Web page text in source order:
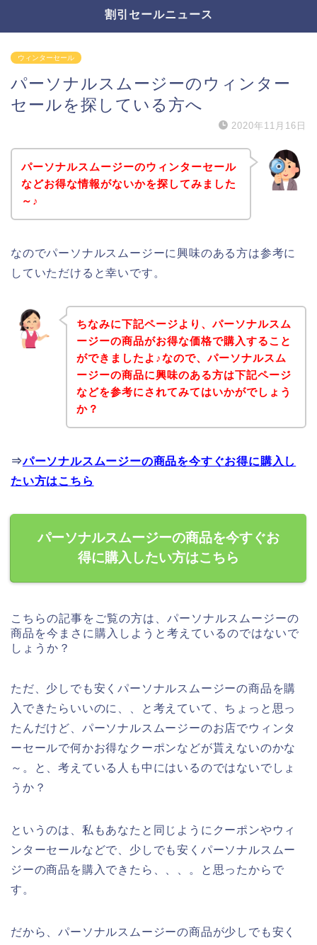
割引セールニュース
ウィンターセール
パーソナルスムージーのウィンター
セールを探している方へ
2020年11月16日
パーソナルスムージーのウィンターセール
などお得な情報がないかを探してみました
～♪
なのでパーソナルスムージーに興味のある方は参考に
していただけると幸いです。
ちなみに下記ページより、パーソナルスム
ージーの商品がお得な価格で購入すること
ができましたよ♪なので、パーソナルスム
ージーの商品に興味のある方は下記ページ
などを参考にされてみてはいかがでしょう
か？
⇒パーソナルスムージーの商品を今すぐお得に購入し
たい方はこちら
パーソナルスムージーの商品を今すぐお
得に購入したい方はこちら
こちらの記事をご覧の方は、パーソナルスムージーの
商品を今まさに購入しようと考えているのではないで
しょうか？
ただ、少しでも安くパーソナルスムージーの商品を購
入できたらいいのに、、と考えていて、ちょっと思っ
たんだけど、パーソナルスムージーのお店でウィンタ
ーセールで何かお得なクーポンなどが貰えないのかな
～。と、考えている人も中にはいるのではないでしょ
うか？
というのは、私もあなたと同じようにクーポンやウィ
ンターセールなどで、少しでも安くパーソナルスムー
ジーの商品を購入できたら、、、。と思ったからで
す。
だから、パーソナルスムージーの商品が少しでも安く